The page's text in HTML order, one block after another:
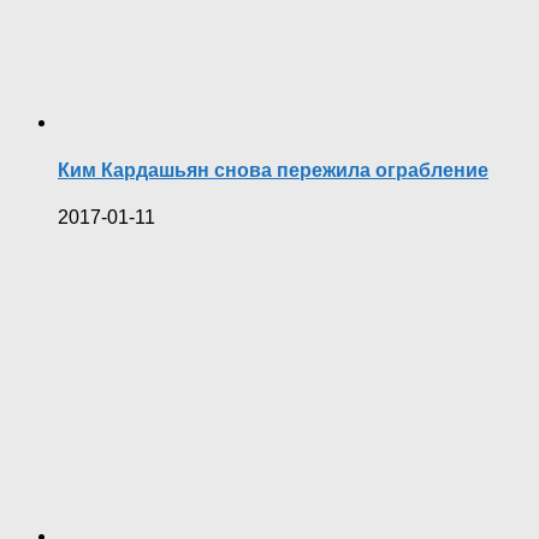
Ким Кардашьян снова пережила ограбление
2017-01-11